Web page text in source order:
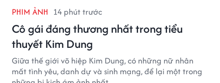
PHIM ẢNH 14 phút trước
Cô gái đáng thương nhất trong tiểu
thuyết Kim Dung
Giữa thế giới võ hiệp Kim Dung, có những nữ nhân
mất tình yêu, danh dự và sinh mạng, để lại một trong